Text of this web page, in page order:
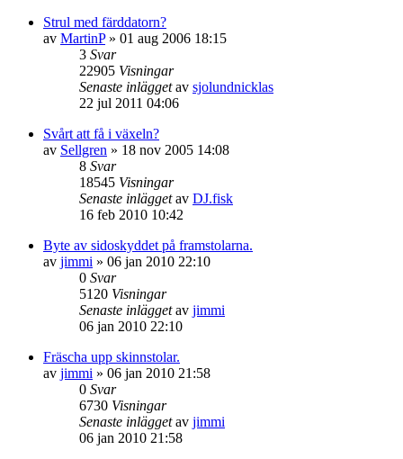
Strul med färddatorn?
av MartinP» 01 aug 2006 18:15
3 Svar
22905 Visningar
Senaste inläggetav sjolundnicklas
22 jul 2011 04:06
Svårt att få i växeln?
av Sellgren » 18 nov 2005 14:08
8 Svar
18545 Visningar
Senaste inläggetav DJ.fisk
16 feb 2010 10:42
Byte av sidoskyddet på framstolarna.
av jimmi » 06 jan 2010 22:10
0 Svar
5120 Visningar
Senaste inläggetav jimmi
06 jan 2010 22:10
Fräscha upp skinnstolar.
av jimmi » 06 jan 2010 21:58
0 Svar
6730 Visningar
Senaste inläggetav jimmi
06 jan 2010 21:58